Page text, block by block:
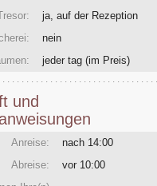
ja, auf der Rezeption
nein
jeder tag (im Preis)
und
Anreise:
nach 14:00
Abreise:
vor 10:00